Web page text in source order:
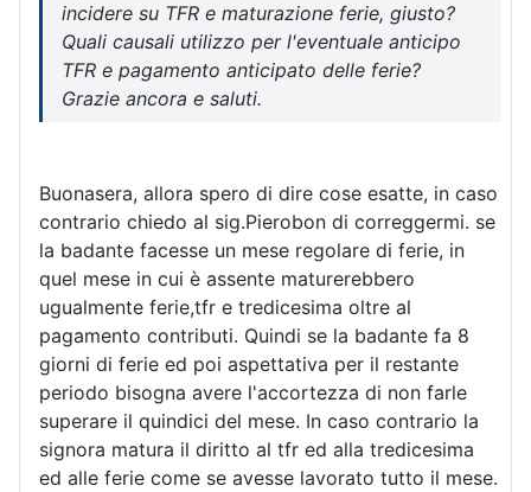
incidere su TFR e maturazione ferie, giusto?
Quali causali utilizzo per l'eventuale anticipo
TFR e pagamento anticipato delle ferie?
Grazie ancora e saluti.
Buonasera, allora spero di dire cose esatte, in caso
contrario chiedo al sig.Pierobon di correggermi. se
la badante facesse un mese regolare di ferie, in
quel mese in cui è assente maturerebbero
ugualmente ferie,tfr e tredicesima oltre al
pagamento contributi. Quindi se la badante fa 8
giorni di ferie ed poi aspettativa per il restante
periodo bisogna avere l'accortezza di non farle
superare il quindici del mese. In caso contrario la
signora matura il diritto al tfr ed alla tredicesima
ed alle ferie come se avesse lavorato tutto il mese.